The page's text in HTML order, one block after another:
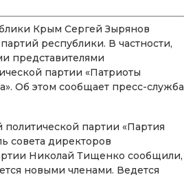
Крым Сергей Зырянов
республики. В частности,
представителями
партии «Патриоты
Об этом сообщает пресс-служба
партии «Партия
совета директоров
Николай Тищенко сообщили,
новыми членами. Ведется